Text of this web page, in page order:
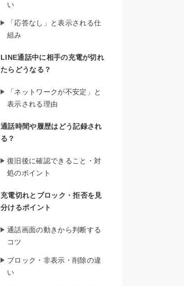
い
「応答なし」と表示される仕
組み
LINE通話中に相手の充電が切れ
たらどうなる？
「ネットワークが不安定」と
表示される理由
通話時間や履歴はどう記録され
る？
復旧後に確認できること・対
処のポイント
充電切れとブロック・拒否を見
分けるポイント
通話画面の動きから判断する
コツ
ブロック・非表示・削除の違
い